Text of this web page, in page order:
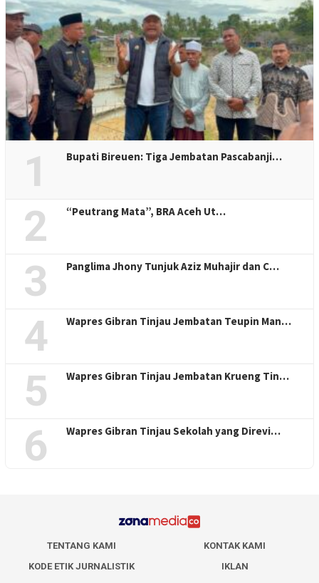
1 Bupati Bireuen: Tiga Jembatan Pascabanji…
2 “Peutrang Mata”, BRA Aceh Ut…
3 Panglima Jhony Tunjuk Aziz Muhajir dan C…
4 Wapres Gibran Tinjau Jembatan Teupin Man…
5 Wapres Gibran Tinjau Jembatan Krueng Tin…
6 Wapres Gibran Tinjau Sekolah yang Direvi…
TENTANG KAMI
KONTAK KAMI
KODE ETIK JURNALISTIK
IKLAN